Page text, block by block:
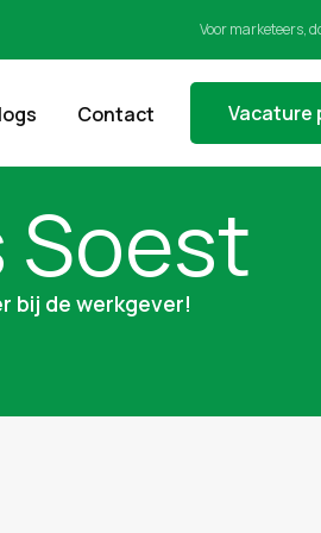
Voor marketeers,
Contact Vacature
bij de werkgever!